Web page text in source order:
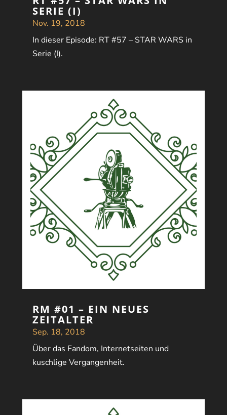
SERIE (I)
Nov. 19, 2018
In dieser Episode: RT #57 – STAR WARS in
Serie (I).
RM #01 – EIN NEUES
ZEITALTER
Sep. 18, 2018
Über das Fandom, Internetseiten und
kuschlige Vergangenheit.